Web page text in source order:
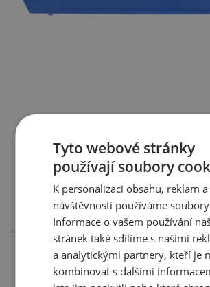
Tyto webové stránky
používají soubory
K personalizaci obsahu, reklam
návštěvnosti používáme
Informace o vašem používání
stránek také sdílíme s našimi
a analytickými partnery, kteří je
kombinovat s dalšími